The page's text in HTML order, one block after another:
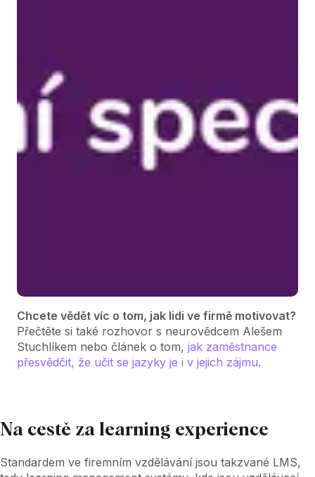
Chcete vědět víc o tom, jak lidi ve firmě motivovat?
Přečtěte si také rozhovor s neurovědcem Alešem
Stuchlíkem nebo článek o tom, jak zaměstnance
přesvědčit, že učit se jazyky je i v jejich zájmu.
Na cestě za learning experience
Standardem ve firemním vzdělávání jsou takzvané LMS,